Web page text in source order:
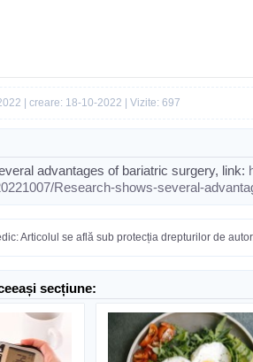
| creare: 18-10-2022 | Vizite: 697
advantages of bariatric surgery, link:
Research-shows-several-
Articolul se află sub protecția drepturilor de
secțiune: